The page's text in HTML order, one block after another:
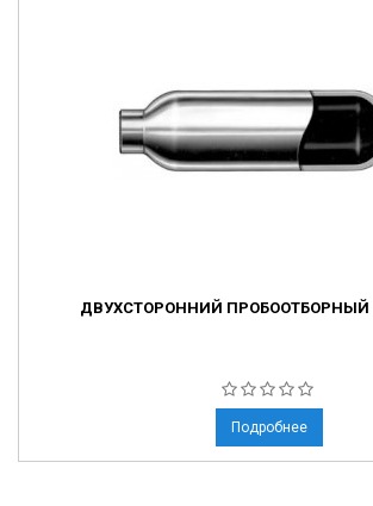
ДВУХСТОРОННИЙ
Подробнее